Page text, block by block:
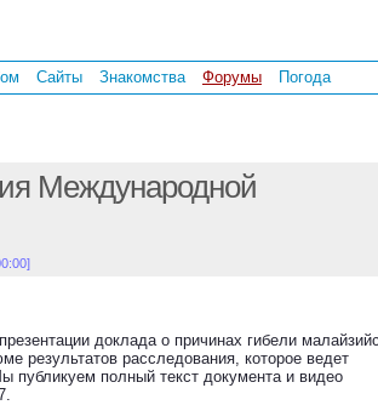
Сайты Знакомства Форумы Погода
Международной
доклада о причинах гибели
результатов расследования, которое ведет
публикуем полный текст документа и видео